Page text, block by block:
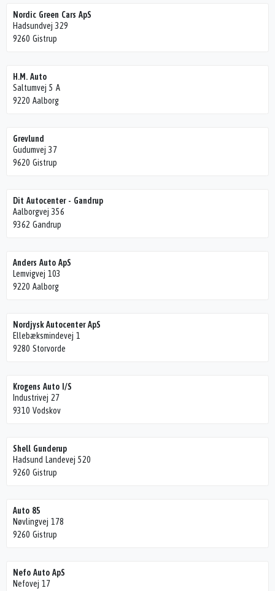
Nordic Green Cars ApS
Hadsundvej 329
9260 Gistrup
H.M. Auto
Saltumvej 5 A
9220 Aalborg
Grevlund
Gudumvej 37
9620 Gistrup
Dit Autocenter - Gandrup
Aalborgvej 356
9362 Gandrup
Anders Auto ApS
Lemvigvej 103
9220 Aalborg
Nordjysk Autocenter ApS
Ellebæksmindevej 1
9280 Storvorde
Krogens Auto I/S
Industrivej 27
9310 Vodskov
Shell Gunderup
Hadsund Landevej 520
9260 Gistrup
Auto 85
Nøvlingvej 178
9260 Gistrup
Nefo Auto ApS
Nefovej 17